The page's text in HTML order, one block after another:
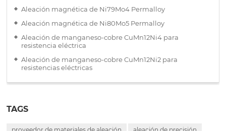
Aleación magnética de Ni79Mo4 Permalloy
Aleación magnética de Ni80Mo5 Permalloy
Aleación de manganeso-cobre CuMn12Ni4 para
resistencia eléctrica
Aleación de manganeso-cobre CuMn12Ni2 para
resistencias eléctricas
TAGS